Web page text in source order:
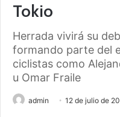
Tokio
Herrada vivirá su
formando parte del
ciclistas como
u Omar Fraile
admin 12 de julio de